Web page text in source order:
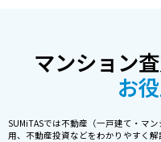
マンション
お
SUMiTASでは不動産（一戸建て・マ
用、不動産投資などをわかりやすく